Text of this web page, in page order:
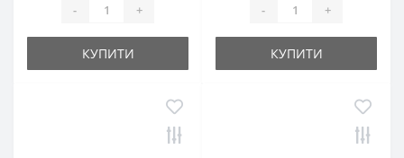
- +
КУПИТИ
- +
КУПИТИ